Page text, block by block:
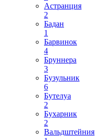
Астранция
2
Бадан
1
Барвинок
4
Бруннера
3
Бузульник
6
Бутелуа
2
Бухарник
2
Вальдштейния